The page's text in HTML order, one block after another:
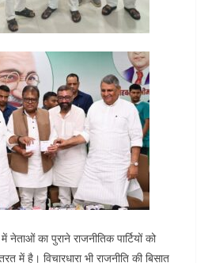
का पुराने राजनीतिक पार्टियों को
में है। विचारधारा भी राजनीति की बिसात